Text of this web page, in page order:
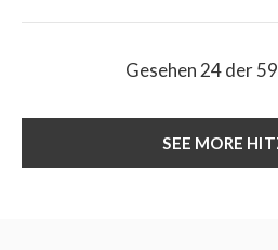
Gesehen 24 der
SEE MORE